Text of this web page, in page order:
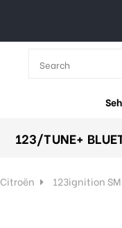
All Categories
123/TUNE+
Citroën 123ignition